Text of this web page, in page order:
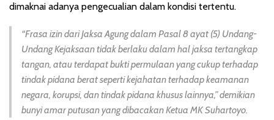
dimaknai adanya pengecualian dalam kondisi tertentu.
“Frasa izin dari Jaksa Agungdalam Pasal 8 ayat (5) Undang-
Undang Kejaksaan tidak berlaku dalam hal jaksa tertangkap
tangan, atau terdapat bukti permulaan yang cukup terhadap
tindak pidana berat seperti kejahatan terhadap keamanan
negara, korupsi, dan tindak pidana khusus lainnya,” demikian
bunyi amar putusan yang dibacakan Ketua MK Suhartoyo.